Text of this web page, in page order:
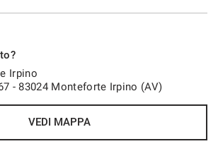
Irpino
- 83024 Monteforte Irpino (AV)
VEDI MAPPA